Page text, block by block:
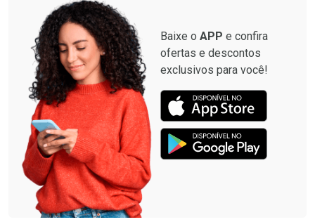
Baixe o APP e confira
ofertas e descontos
exclusivos para você!